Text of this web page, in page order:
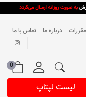
درباره ما تماس با ما
0
لیست لپتاپ